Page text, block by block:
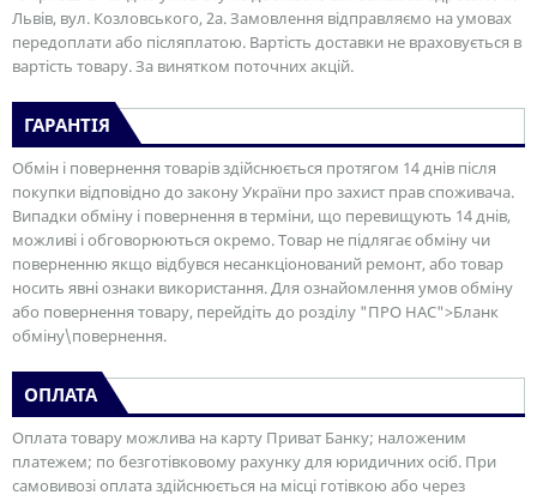
Львів, вул. Козловського, 2а. Замовлення відправляємо на умовах
передоплати або післяплатою. Вартість доставки не враховується в
вартість товару. За винятком поточних акцій.
ГАРАНТІЯ
Обмін і повернення товарів здійснюється протягом 14 днів після
покупки відповідно до закону України про захист прав споживача.
Випадки обміну і повернення в терміни, що перевищують 14 днів,
можливі і обговорюються окремо. Товар не підлягає обміну чи
поверненню якщо відбувся несанкціонований ремонт, або товар
носить явні ознаки використання. Для ознайомлення умов обміну
або повернення товару, перейдіть до розділу "ПРО НАС">Бланк
обміну\повернення.
ОПЛАТА
Оплата товару можлива на карту Приват Банку; наложеним
платежем; по безготівковому рахунку для юридичних осіб. При
самовивозі оплата здійснюється на місці готівкою або через